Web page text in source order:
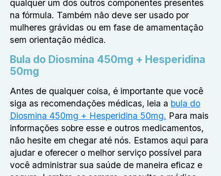
qualquer um dos outros componentes presentes
na fórmula. Também não deve ser usado por
mulheres grávidas ou em fase de amamentação
sem orientação médica.
Bula do Diosmina 450mg + Hesperidina
50mg
Antes de qualquer coisa, é importante que você
siga as recomendações médicas, leia a bula do
Diosmina 450mg + Hesperidina 50mg. Para mais
informações sobre esse e outros medicamentos,
não hesite em chegar até nós. Estamos aqui para
ajudar e oferecer o melhor serviço possível para
você administrar sua saúde de maneira eficaz e